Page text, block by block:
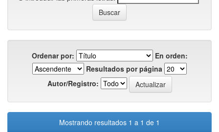
Ordenar por:
En orden:
Resultados por página
Autor/Registro:
Mostrando resultados 1 a 1 de 1